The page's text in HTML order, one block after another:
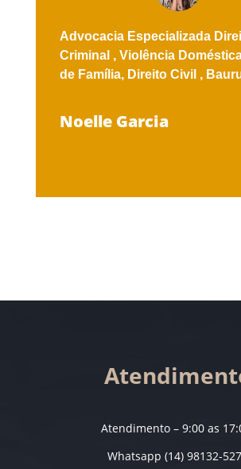
Advocacia Especializada
Criminal , Violência
de Família, Direito Civil ,
Noelle Garcia
Atendimento – 9:00 as
Whatsapp (14) 98132-